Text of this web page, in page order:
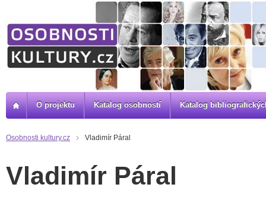
Osobnosti kultury.cz Vladimír Páral
Vladimír Páral
O projektu Katalog osobností Katalog